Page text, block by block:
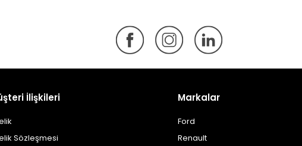
İlişkileri
Sözleşmesi
Markalar
Ford
Renault